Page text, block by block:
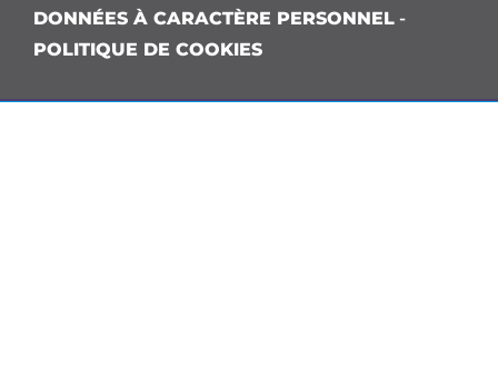
DONNÉES À CARACTÈRE PERSONNEL -
POLITIQUE DE COOKIES